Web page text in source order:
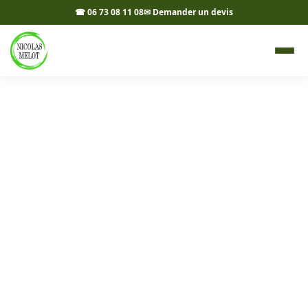
☎ 06 73 08 11 08✉ Demander un devis